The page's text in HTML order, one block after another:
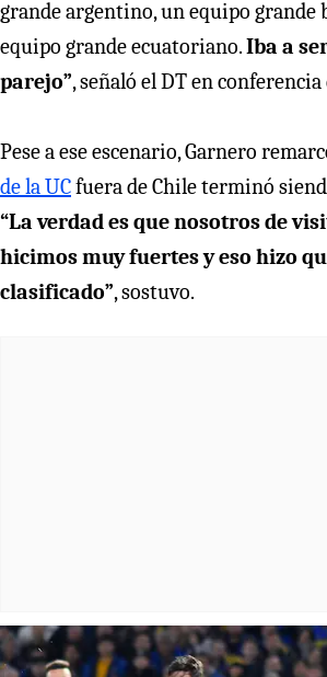
grande argentino, un equipo grande
equipo grande ecuatoriano.Iba a
parejo”, señaló el DT en conferencia
Pese a ese escenario, Garnero
de la UCfuera de Chile terminó
“La verdad es que nosotros de
hicimos muy fuertes y eso hizo
clasificado”, sostuvo.